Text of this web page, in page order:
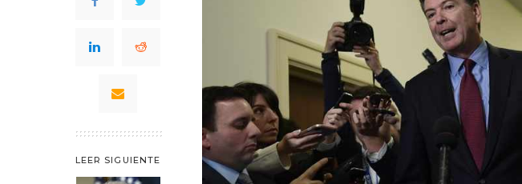
LEER SIGUIENTE